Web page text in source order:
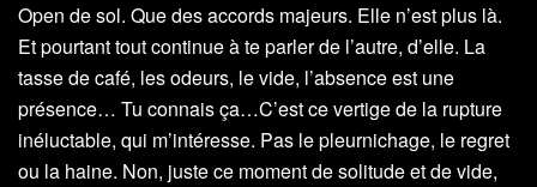
Open de sol. Que des accords majeurs. Elle n’est plus là.
Et pourtant tout continue à te parler de l’autre, d’elle. La
tasse de café, les odeurs, le vide, l’absence est une
présence… Tu connais ça…C’est ce vertige de la rupture
inéluctable, qui m’intéresse. Pas le pleurnichage, le regret
ou la haine. Non, juste ce moment de solitude et de vide,